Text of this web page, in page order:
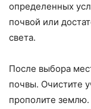
определенных
почвой или
света.
После выбора
почвы. Очистите
прополите